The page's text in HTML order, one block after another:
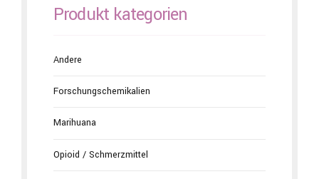
Produkt kategorien
Andere
Forschungschemikalien
Marihuana
Opioid / Schmerzmittel